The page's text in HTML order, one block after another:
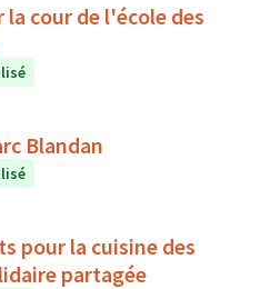
cour de l'école des
Blandan
pour la cuisine des
partagée